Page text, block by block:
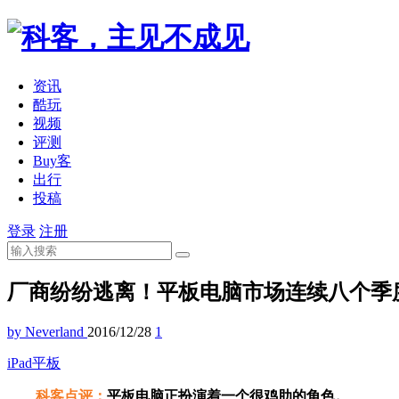
资讯
酷玩
视频
评测
Buy客
出行
投稿
登录 注册
厂商纷纷逃离！平板电脑市场连续八个季
by Neverland 2016/12/28 1
iPad平板
科客点评： 平板电脑正扮演着一个很鸡肋的角色。